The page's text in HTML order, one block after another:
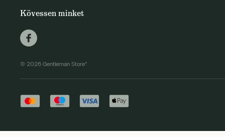
Kövessen minket
© 2026 Gentleman Store"